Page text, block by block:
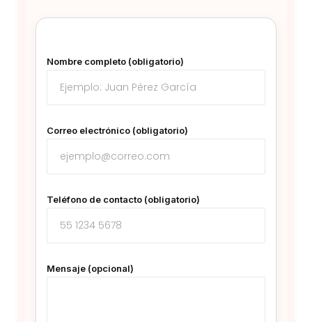
Nombre completo (obligatorio)
Correo electrónico (obligatorio)
Teléfono de contacto (obligatorio)
Mensaje (opcional)